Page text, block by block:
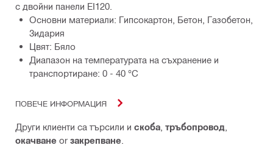
с двойни панели EI120.
Основни материали: Гипсокартон, Бетон, Газобетон,
Зидария
Цвят: Бяло
Диапазон на температурата на съхранение и
транспортиране: 0 - 40 °C
ПОВЕЧЕ ИНФОРМАЦИЯ
Други клиенти са търсили и скоба тръбопровод
окачване or закрепване